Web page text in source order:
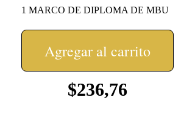
1 MARCO DE DIPLOMA DE MBU
Agregar al carrito
$236,76